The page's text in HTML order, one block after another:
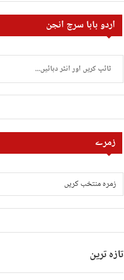
اردو بابا سرچ انجن
زمرے
تازہ ترین